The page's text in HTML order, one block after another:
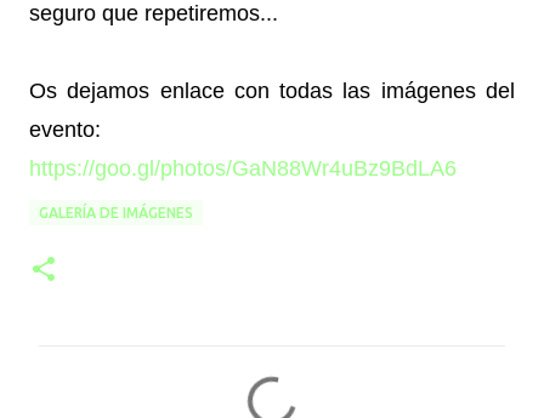
seguro que repetiremos...
Os dejamos enlace con todas las imágenes del
evento:
https://goo.gl/photos/GaN88Wr4uBz9BdLA6
GALERÍA DE IMÁGENES